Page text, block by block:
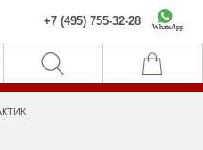
+7 (495) 755-32-28 WhatsApp